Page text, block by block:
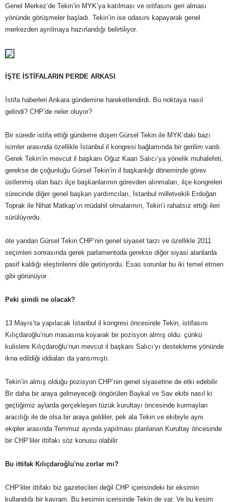
Genel Merkez’de Tekin’in MYK’ya katılması ve istifasını geri alması
yönünde görüşmeler başladı. Tekin’in ise odasını kapayarak genel
merkezden ayrılmaya hazırlandığı belirtiliyor.
İŞTE İSTİFALARIN PERDE ARKASI
İstifa haberleri Ankara gündemine hareketlendirdi. Bu noktaya nasıl
gelindi? CHP’de neler oluyor?
Bir süredir istifa ettiği gündeme düşen Gürsel Tekin ile MYK’daki bazı
isimler arasında özellikle İstanbul il kongresi bağlamında bir gerilim vardı.
Gerek Tekin’in mevcut il başkanı Oğuz Kaan Salıcı’ya yönelik muhalefeti,
gerekse de çoğunluğu Gürsel Tekin’in il başkanlığı döneminde görev
üstlenmiş olan bazı ilçe başkanlarının görevden alınmaları, ilçe kongreleri
sürecinde diğer genel başkan yardımcıları, İstanbul milletvekili Erdoğan
Toprak ile Nihat Matkap’ın müdahil olmalarının, Tekin’i rahatsız ettiği ileri
sürülüyordu.
öte yandan Gürsel Tekin CHP’nin genel siyaset tarzı ve özellikle 2011
seçimleri sonrasında gerek parlamentoda gerekse diğer siyasi alanlarda
pasif kaldığı eleştirilerini dile getiriyordu. Esas sorunlar bu iki temel etmen
gibi görünüyor .
Peki şimdi ne olacak?
13 Mayıs’ta yapılacak İstanbul il kongresi öncesinde Tekin, istifasını
Kılıçdaroğlu’nun masasına koyarak bir pozisyon almış oldu. çünkü
kulislere Kılıçdaroğlu’nun mevcut il başkanı Salıcı’yı destekleme yönünde
ikna edildiği iddiaları da yansımıştı.
Tekin’in almış olduğu pozisyon CHP’nin genel siyasetine de etki edebilir.
Bir daha bir araya gelmeyeceği öngörülen Baykal ve Sav ekibi nasıl ki
geçtiğimiz aylarda gerçekleşen tüzük kurultayı öncesinde kurmayları
aracılığı ile de olsa bir araya geldiler, pek ala Tekin ve ekibiyle aynı
ekipler arasında Temmuz ayında yapılması planlanan Kurultay öncesinde
bir CHP’liler ittifakı söz konusu olabilir.
Bu ittifak Kılıçdaroğlu'nu zorlar mı?
CHP’liler ittifakı biz gazetecileri değil CHP içerisindeki bir eksimin
kullandığı bir kavram. Bu kesimin içerisinde Tekin de var. Ve bu kesim